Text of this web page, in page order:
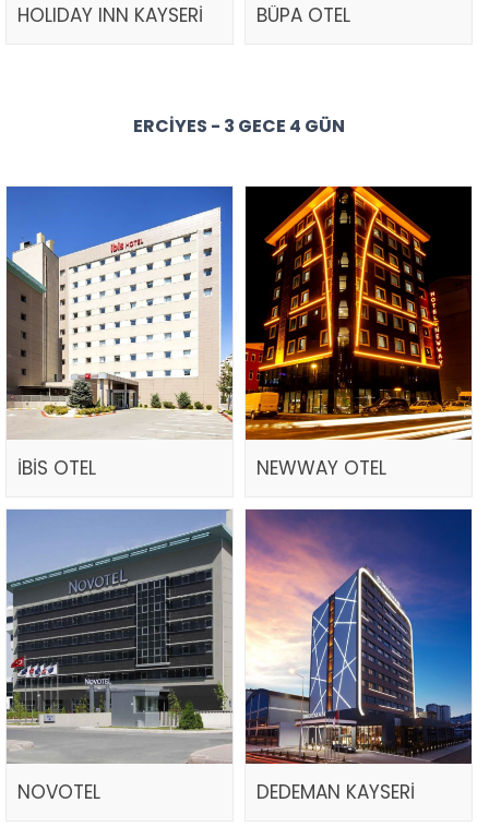
HOLIDAY INN KAYSERİ BÜPA OTEL
ERCIYES - 3 GECE 4 GÜN
İBİS OTEL NEWWAY OTEL
NOVOTEL DEDEMAN KAYSERİ